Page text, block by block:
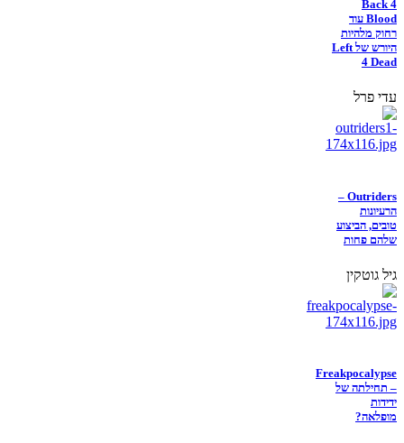
Back 4
Blood עוד
רחוק מלהיות
היורש של Left
4 Dead
עדי פרל
Outriders –
הרעיונות
טובים, הביצוע
שלהם פחות
גיל גוטקין
Freakpocalypse
– תחילתה של
ידידות
מופלאה?